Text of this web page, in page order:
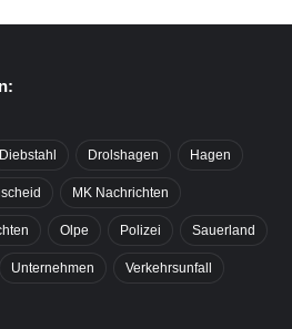
Diebstahl Drolshagen Hagen
MK Nachrichten
Olpe Polizei Sauerland
Unternehmen Verkehrsunfall